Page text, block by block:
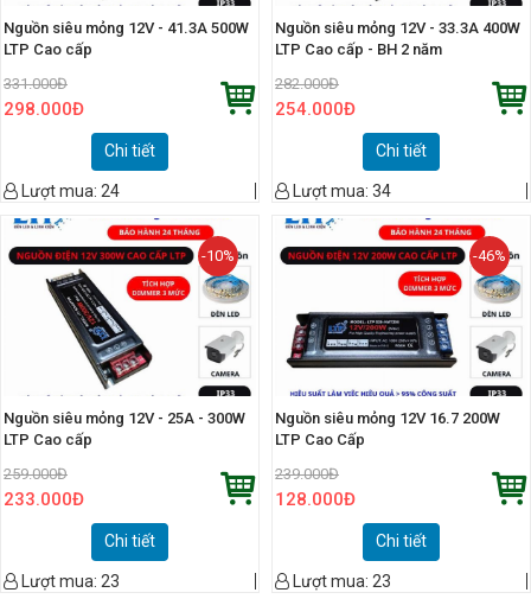
Nguồn siêu mỏng 12V - 41.3A 500W
LTP Cao cấp
331.000Đ
298.000Đ
Chi tiết
Lượt mua: 24
Nguồn siêu mỏng 12V - 33.3A 400W
LTP Cao cấp - BH 2 năm
282.000Đ
254.000Đ
Chi tiết
Lượt mua: 34
-10%
Nguồn siêu mỏng 12V - 25A - 300W
LTP Cao cấp
259.000Đ
233.000Đ
Chi tiết
Lượt mua: 23
-46%
Nguồn siêu mỏng 12V 16.7 200W
LTP Cao Cấp
239.000Đ
128.000Đ
Chi tiết
Lượt mua: 23